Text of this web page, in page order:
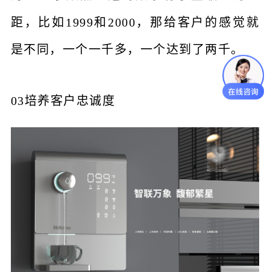
距，比如1999和2000，那给客户的感觉就
是不同，一个一千多，一个达到了两千。
03培养客户忠诚度